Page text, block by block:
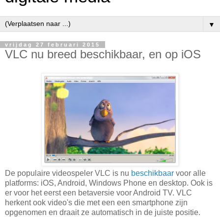
▼
vrijdag 27 februari 2015
VLC nu breed beschikbaar, en op iOS
De populaire videospeler VLC is nu beschikbaar voor alle
platforms: iOS, Android, Windows Phone en desktop. Ook is
er voor het eerst een betaversie voor Android TV. VLC
herkent ook video's die met een een smartphone zijn
opgenomen en draait ze automatisch in de juiste positie.